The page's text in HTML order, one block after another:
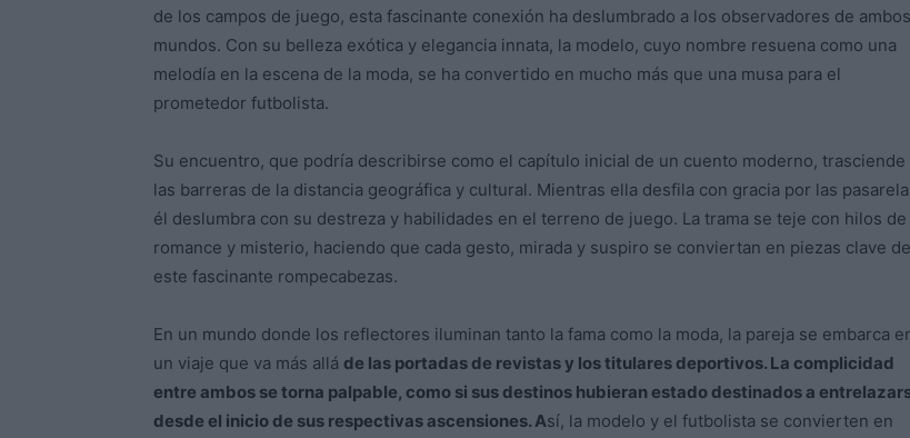
de los campos de juego, esta fascinante conexión ha deslumbrado a los observadores de ambos
mundos. Con su belleza exótica y elegancia innata, la modelo, cuyo nombre resuena como una
melodía en la escena de la moda, se ha convertido en mucho más que una musa para el
prometedor futbolista.
Su encuentro, que podría describirse como el capítulo inicial de un cuento moderno, trasciende
las barreras de la distancia geográfica y cultural. Mientras ella desfila con gracia por las
él deslumbra con su destreza y habilidades en el terreno de juego. La trama se teje con hilos de
romance y misterio, haciendo que cada gesto, mirada y suspiro se conviertan en piezas clave de
este fascinante rompecabezas.
En un mundo donde los reflectores iluminan tanto la fama como la moda, la pareja se embarca
un viaje que va más allá de las portadas de revistas y los titulares deportivos. La complicidad
entre ambos se torna palpable, como si sus destinos hubieran estado destinados a
desde el inicio de sus respectivas ascensiones. Así, la modelo y el futbolista se convierten en